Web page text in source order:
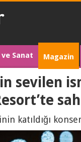
Sanat Magazin
sevilen
katıldığı